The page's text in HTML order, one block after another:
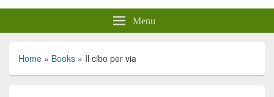
Menu
Home » Books » Il cibo per via